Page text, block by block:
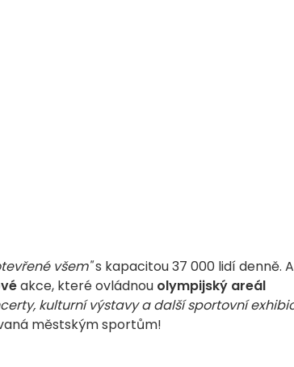
všem"s kapacitou 37 000 lidí denně. A
akce, které ovládnou olympijský areál
kulturní výstavy a další sportovní
městským sportům!